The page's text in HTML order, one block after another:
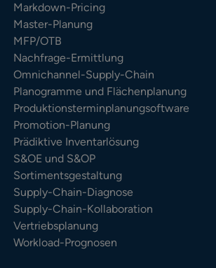
Markdown-Pricing
Master-Planung
MFP/OTB
Nachfrage-Ermittlung
Omnichannel-Supply-Chain
Planogramme und Flächenplanung
Produktionsterminplanungsoftware
Promotion-Planung
Prädiktive Inventarlösung
S&OE und S&OP
Sortimentsgestaltung
Supply-Chain-Diagnose
Supply-Chain-Kollaboration
Vertriebsplanung
Workload-Prognosen